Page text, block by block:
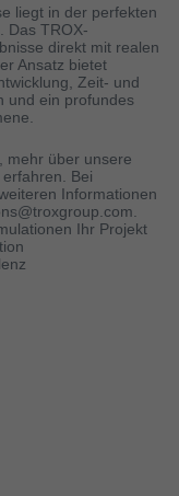
liegt in der perfekten
Das TROX-
direkt mit realen
Ansatz bietet
Zeit- und
und ein profundes
mehr über unsere
Bei
Informationen
Ihr Projekt